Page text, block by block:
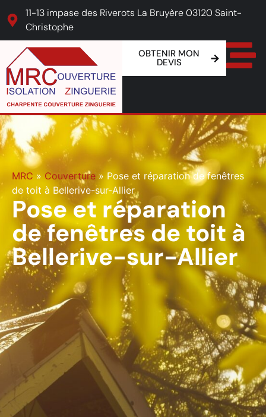
11-13 impase des Riverots La Bruyère 03120 Saint-
Christophe
OBTENIR MON
DEVIS
MRC » Couverture » Pose et réparation de fenêtres
de toit à Bellerive-sur-Allier
Pose et réparation
de fenêtres de toit à
Bellerive-sur-Allier